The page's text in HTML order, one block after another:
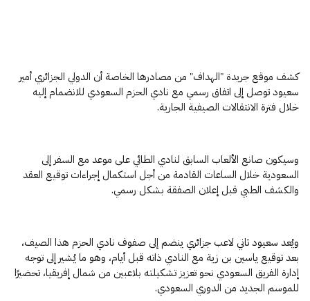
كشف موقع جريدة "الهداف" من مصادرها الخاصة أن الدولي الجزائري أمير
سعيود توصل إلى اتفاق رسمي مع نادي الحزم السعودي للانضمام إليه
خلال فترة الانتقالات الصيفية الجارية.
وسيكون صانع الألعاب السابق لنادي الطائي على موعد مع السفر إلى
السعودية خلال الساعات القادمة من أجل استكمال إجراءات توقيع العقد
والكشف الطبي قبل إعلان الصفقة بشكل رسمي.
ويُعد سعيود ثاني لاعب جزائري ينضم إلى صفوف نادي الحزم هذا الصيف،
بعد توقيع ياسين بن زية مع النادي ذاته قبل أيام، وهو ما يُشير إلى توجه
إدارة الفريق السعودي نحو تعزيز تشكيلته بلاعبين من شمال إفريقيا، تحضيرًا
للموسم الجديد من الدوري السعودي.